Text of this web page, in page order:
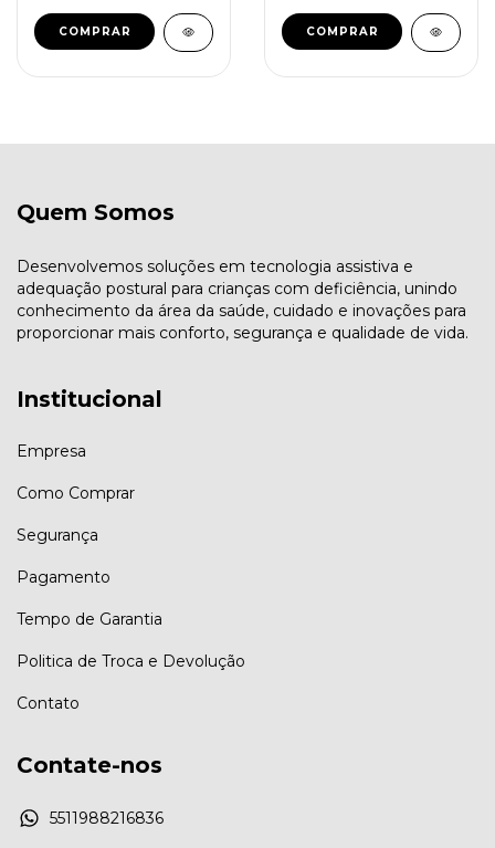
COMPRAR COMPRAR
Quem Somos
Desenvolvemos soluções em tecnologia assistiva e
adequação postural para crianças com deficiência, unindo
conhecimento da área da saúde, cuidado e inovações para
proporcionar mais conforto, segurança e qualidade de vida.
Institucional
Empresa
Como Comprar
Segurança
Pagamento
Tempo de Garantia
Politica de Troca e Devolução
Contato
Contate-nos
5511988216836